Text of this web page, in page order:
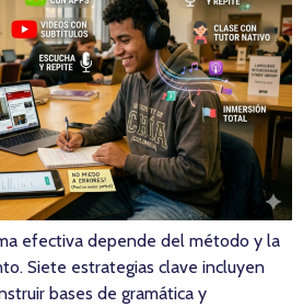
efectiva depende del método y la
Siete estrategias clave incluyen
bases de gramática y